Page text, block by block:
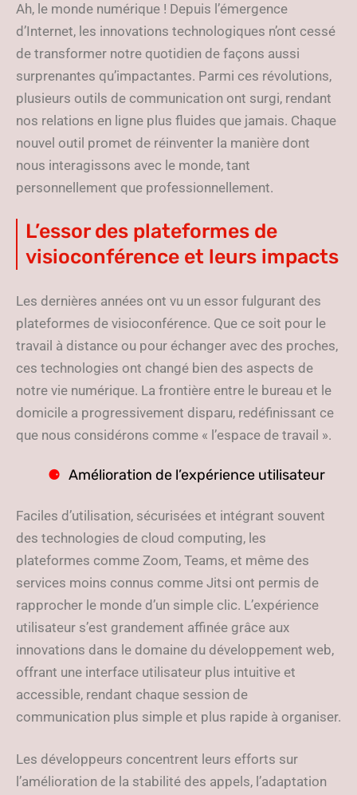
Ah, le monde numérique ! Depuis l’émergence
d’Internet, les innovations technologiques n’ont cessé
de transformer notre quotidien de façons aussi
surprenantes qu’impactantes. Parmi ces révolutions,
plusieurs outils de communication ont surgi, rendant
nos relations en ligne plus fluides que jamais. Chaque
nouvel outil promet de réinventer la manière dont
nous interagissons avec le monde, tant
personnellement que professionnellement.
L’essor des plateformes de
visioconférence et leurs impacts
Les dernières années ont vu un essor fulgurant des
plateformes de visioconférence. Que ce soit pour le
travail à distance ou pour échanger avec des proches,
ces technologies ont changé bien des aspects de
notre vie numérique. La frontière entre le bureau et le
domicile a progressivement disparu, redéfinissant ce
que nous considérons comme « l’espace de travail ».
Amélioration de l’expérience utilisateur
Faciles d’utilisation, sécurisées et intégrant souvent
des technologies de cloud computing, les
plateformes comme Zoom, Teams, et même des
services moins connus comme Jitsi ont permis de
rapprocher le monde d’un simple clic. L’expérience
utilisateur s’est grandement affinée grâce aux
innovations dans le domaine du développement web,
offrant une interface utilisateur plus intuitive et
accessible, rendant chaque session de
communication plus simple et plus rapide à organiser.
Les développeurs concentrent leurs efforts sur
l’amélioration de la stabilité des appels, l’adaptation